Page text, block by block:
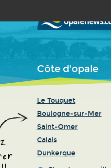
Côte d'opale
Le Touquet
Boulogne-sur-Mer
Saint-Omer
Calais
Dunkerque